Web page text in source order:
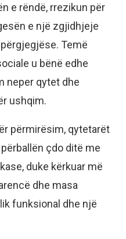
e rëndë, rrezikun për
e një zgjidhjeje
Temë
u bënë edhe
neper qytet dhe
ushqim.
përmirësim, qytetarët
çdo ditë me
duke kërkuar më
dhe masa
funksional dhe një